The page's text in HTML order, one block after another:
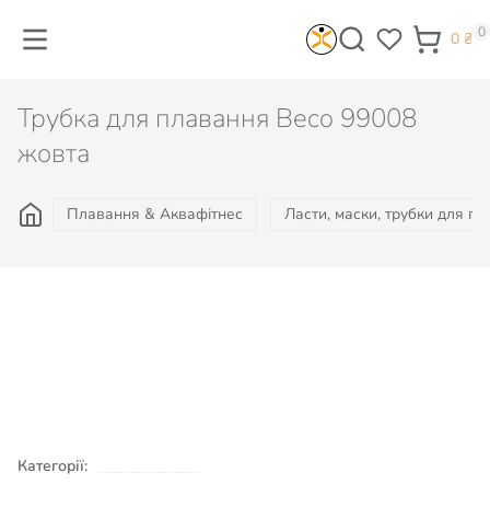
0 ₴ 0
Трубка для плавання Beco 99008
жовта
Плавання & Аквафітнес Ласти, маски, трубки для
Категорії: